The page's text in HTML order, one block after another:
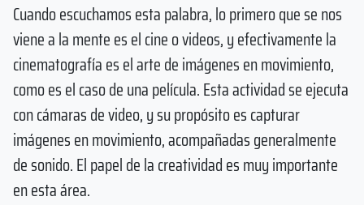
Cuando escuchamos esta palabra, lo primero que se nos
viene a la mente es el cine o videos, y efectivamente la
cinematografía es el arte de imágenes en movimiento,
como es el caso de una película. Esta actividad se ejecuta
con cámaras de video, y su propósito es capturar
imágenes en movimiento, acompañadas generalmente
de sonido. El papel de la creatividad es muy importante
en esta área.